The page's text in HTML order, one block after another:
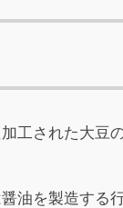
工された大豆
油を製造する